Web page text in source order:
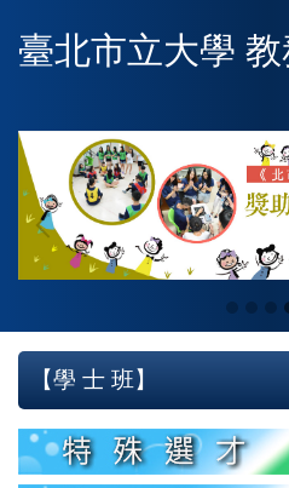
到
內
容
區
臺北市立大學
【學 士 班】